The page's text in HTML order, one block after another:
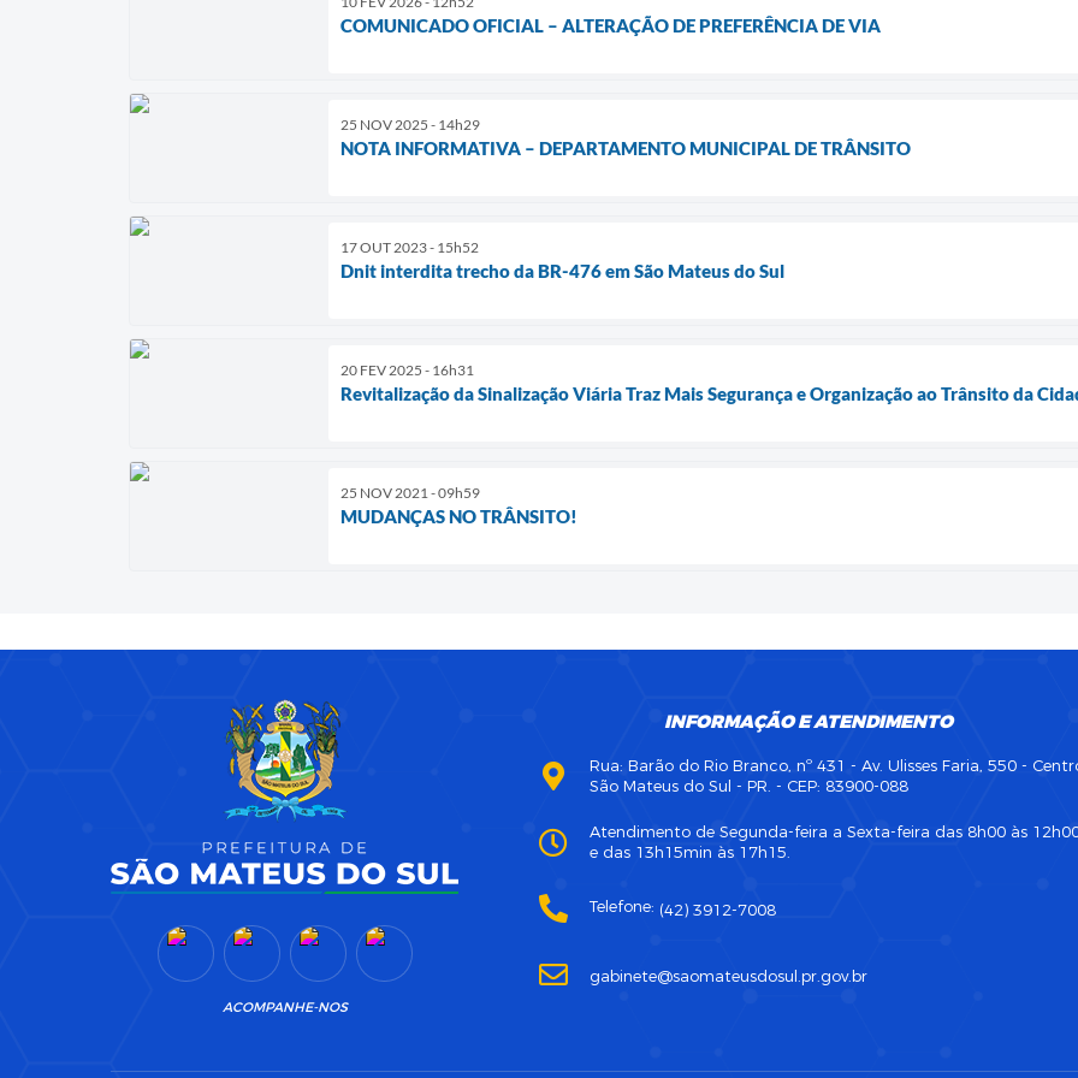
COMUNICADO OFICIAL – ALTERAÇÃO DE PREFERÊNCIA DE VIA
25 NOV 2025 - 14h29
NOTA INFORMATIVA – DEPARTAMENTO MUNICIPAL DE TRÂNSITO
17 OUT 2023 - 15h52
Dnit interdita trecho da BR-476 em São Mateus do Sul
20 FEV 2025 - 16h31
Revitalização da Sinalização Viária Traz Mais Segurança e Organização ao Trânsito da
25 NOV 2021 - 09h59
MUDANÇAS NO TRÂNSITO!
ACOMPANHE-NOS
INFORMAÇÃO E ATENDIMENTO
Rua: Barão do Rio Branco, nº 431 - Av. Ulisses Faria, 550 -
São Mateus do Sul - PR. - CEP: 83900-088
Atendimento de Segunda-feira a Sexta-feira das 8h00 às
e das 13h15min às 17h15.
Telefone: (42) 3912-7008
gabinete@saomateusdosul.pr.gov.br